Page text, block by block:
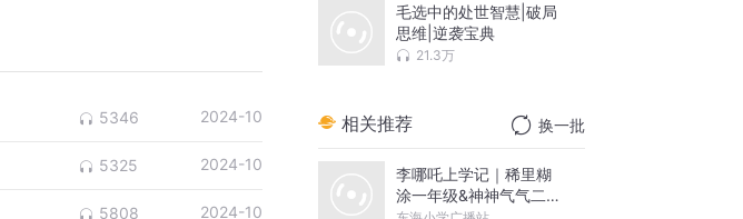
5346 2024-10
5325 2024-10
5808 2024-10
毛选中的处世智慧|破局
思维|逆袭宝典
21.3万
相关推荐 换一批
李哪吒上学记｜稀里糊
涂一年级&神神气气二年